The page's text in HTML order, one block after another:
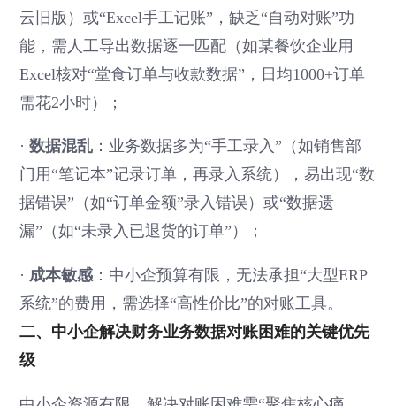
云旧版）或“Excel手工记账”，缺乏“自动对账”功
能，需人工导出数据逐一匹配（如某餐饮企业用
Excel核对“堂食订单与收款数据”，日均1000+订单
需花2小时）；
·数据混乱 ：业务数据多为“手工录入”（如销售部
门用“笔记本”记录订单，再录入系统），易出现“数
据错误”（如“订单金额”录入错误）或“数据遗
漏”（如“未录入已退货的订单”）；
· 成本敏感：中小企预算有限，无法承担“大型ERP
系统”的费用，需选择“高性价比”的对账工具。
二、中小企解决财务业务数据对账困难的关键优先
级